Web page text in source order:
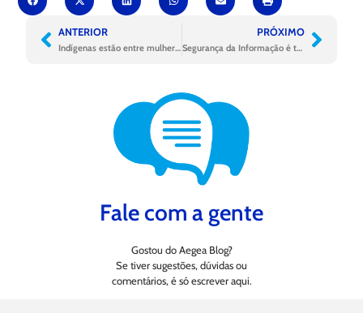
ANTERIOR
Indígenas estão entre mulheres que mudaram suas vidas com publicação de livro
PRÓXIMO
Segurança da Informação é tema de trilha do conhecimento na Aegea
Fale com a gente
Gostou do Aegea Blog?
Se tiver sugestões, dúvidas ou
comentários, é só escrever aqui.